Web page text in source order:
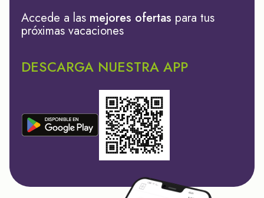
Accede a las mejores ofertas para tus
próximas vacaciones
DESCARGA NUESTRA APP